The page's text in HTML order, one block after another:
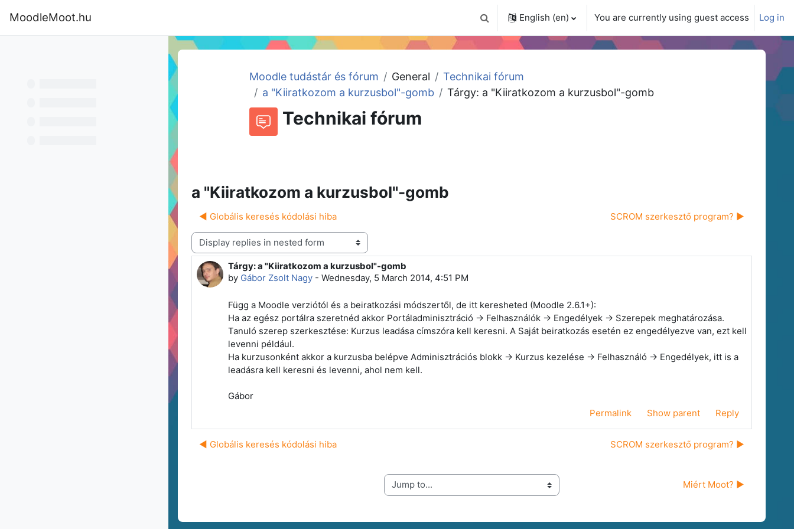
MoodleMoot.hu Toggle search input
English ‎(en)‎ You are currently using guest access Log in
Moodle tudástár és fórum General
Technikai fórum
a "Kiiratkozom a kurzusbol"-gomb
Tárgy: a "Kiiratkozom a kurzusbol"-gomb
Technikai fórum
a "Kiiratkozom a kurzusbol"-gomb
◀︎ Globális keresés kódolási hiba SCROM szerkesztő program? ▶︎
Display mode
Tárgy: a "Kiiratkozom a kurzusbol"-gomb
by Gábor Zsolt Nagy - Wednesday, 5 March 2014, 4:51 PM
Number of replies: 0
Függ a Moodle verziótól és a beiratkozási módszertől, de itt keresheted (Moodle 2.6.1+):
Ha az egész portálra szeretnéd akkor Portáladminisztráció -> Felhasználók -> Engedélyek -> Szerepek meghatározása.
Tanuló szerep szerkesztése: Kurzus leadása címszóra kell keresni. A Saját beiratkozás esetén ez engedélyezve van, ezt kell
levenni például.
Ha kurzusonként akkor a kurzusba belépve Adminisztrációs blokk -> Kurzus kezelése -> Felhasználó -> Engedélyek, itt is a
leadásra kell keresni és levenni, ahol nem kell.
Gábor
Permalink
Show parent Reply
◀︎ Globális keresés kódolási hiba SCROM szerkesztő program? ▶︎
Jump to... Miért Moot? ▶︎